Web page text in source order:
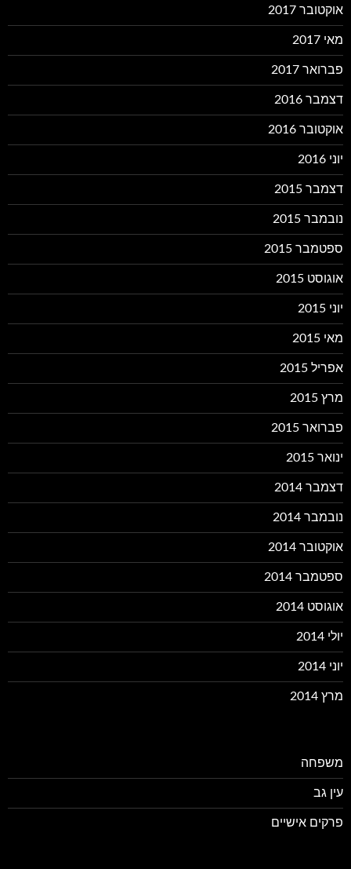
אוקטובר 2017
מאי 2017
פברואר 2017
דצמבר 2016
אוקטובר 2016
יוני 2016
דצמבר 2015
נובמבר 2015
ספטמבר 2015
אוגוסט 2015
יוני 2015
מאי 2015
אפריל 2015
מרץ 2015
פברואר 2015
ינואר 2015
דצמבר 2014
נובמבר 2014
אוקטובר 2014
ספטמבר 2014
אוגוסט 2014
יולי 2014
יוני 2014
מרץ 2014
משפחה
עין גב
פרקים אישיים